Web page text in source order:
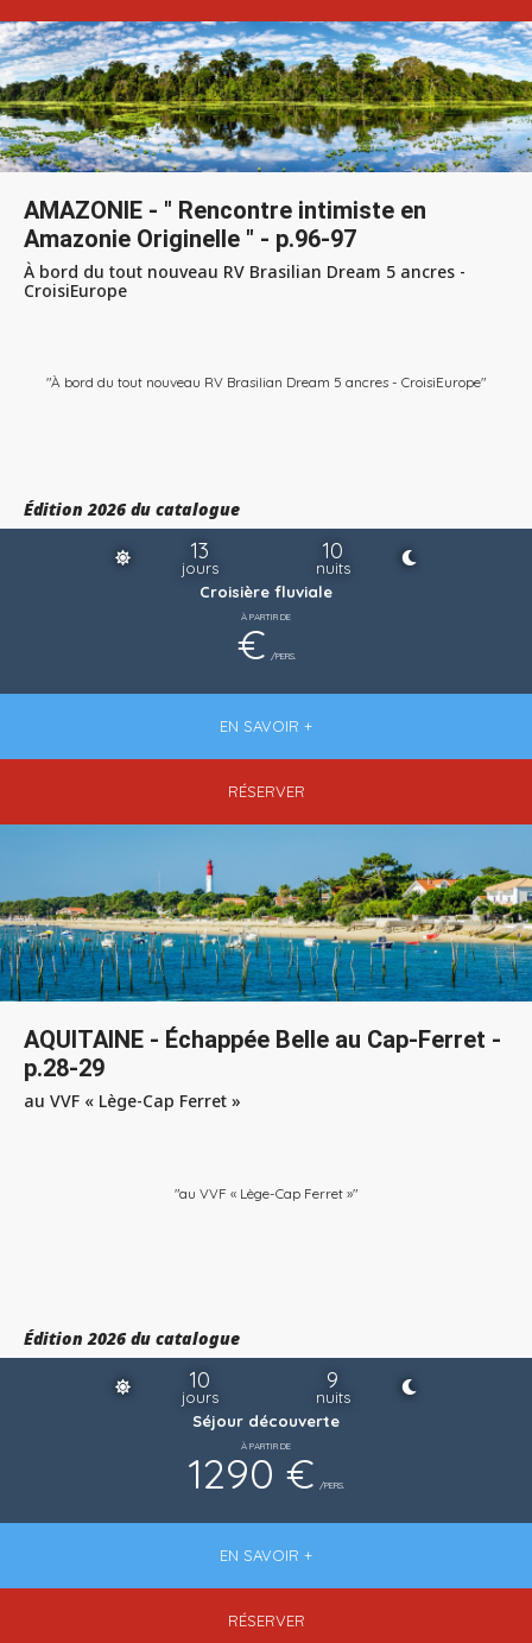
AMAZONIE - " Rencontre intimiste en
Amazonie Originelle " - p.96-97
Édition 2026 du catalogue
À bord du tout nouveau RV Brasilian Dream 5 ancres -
CroisiEurope
"À bord du tout nouveau RV Brasilian Dream 5 ancres - CroisiEurope"
13
jours
10
nuits
Croisière fluviale
À PARTIR DE
€ /PERS.
EN SAVOIR +
RÉSERVER
AQUITAINE - Échappée Belle au Cap-Ferret -
p.28-29
Édition 2026 du catalogue
au VVF « Lège-Cap Ferret »
"au VVF « Lège-Cap Ferret »"
10
jours
9
nuits
Séjour découverte
À PARTIR DE
1290 € /PERS.
EN SAVOIR +
RÉSERVER